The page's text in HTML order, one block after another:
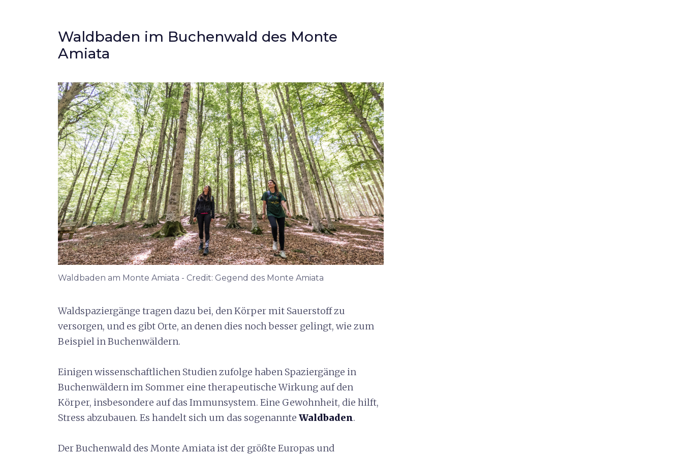
Waldbaden im Buchenwald des Monte
Amiata
Waldbaden am Monte Amiata - Credit: Gegend des Monte Amiata
Waldspaziergänge tragen dazu bei, den Körper mit Sauerstoff zu
versorgen, und es gibt Orte, an denen dies noch besser gelingt, wie zum
Beispiel in Buchenwäldern.
Einigen wissenschaftlichen Studien zufolge haben Spaziergänge in
Buchenwäldern im Sommer eine therapeutische Wirkung auf den
Körper, insbesondere auf das Immunsystem. Eine Gewohnheit, die hilft,
Stress abzubauen. Es handelt sich um das sogenannte Waldbaden.
Der Buchenwald des Monte Amiata ist der größte Europas und